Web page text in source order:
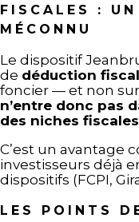
FISCALES : UN
MÉCONNU
Le dispositif
de déduction
foncier — et non
n’entre donc pas
des niches
C’est un avantage
investisseurs déjà
dispositifs (FCPI,
LES POINTS